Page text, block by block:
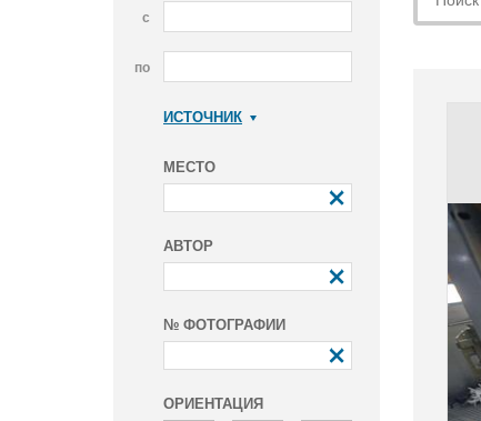
с
по
ИСТОЧНИК
МЕСТО
АВТОР
№ ФОТОГРАФИИ
ОРИЕНТАЦИЯ